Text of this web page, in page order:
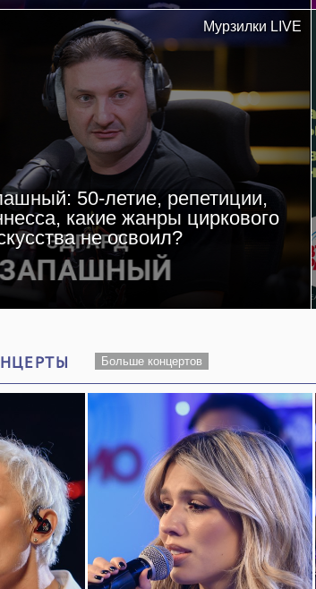
50-летие, репетиции,
какие жанры циркового
не освоил?
Мурзилки LIVE
Больше концертов